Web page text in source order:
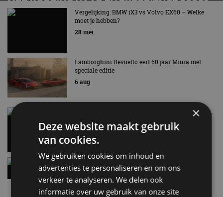
MET KORTING NAAR EV EXPERIENCE 2026?
AUTORAI REGELT HET!
EV Experience 2026 van 24 tot 26 september
Vergelijking: BMW iX3 vs Volvo EX60 – Welke
moet je hebben?
28 mei
Lamborghini Revuelto eert 60 jaar Miura met
speciale editie
6 aug
Carbon fibre op je laadkabel: nergens voor nodig,
5 aug
Hennessey Blackbird krijgt atmosferische V8 en
handbak: soms is eenvoud leuker
5 aug
×
Deze website maakt gebruik
van cookies.
We gebruiken cookies om inhoud en
advertenties te personaliseren en om ons
verkeer te analyseren. We delen ook
informatie over uw gebruik van onze site